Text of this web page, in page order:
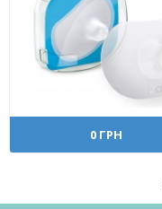
0 ГРН